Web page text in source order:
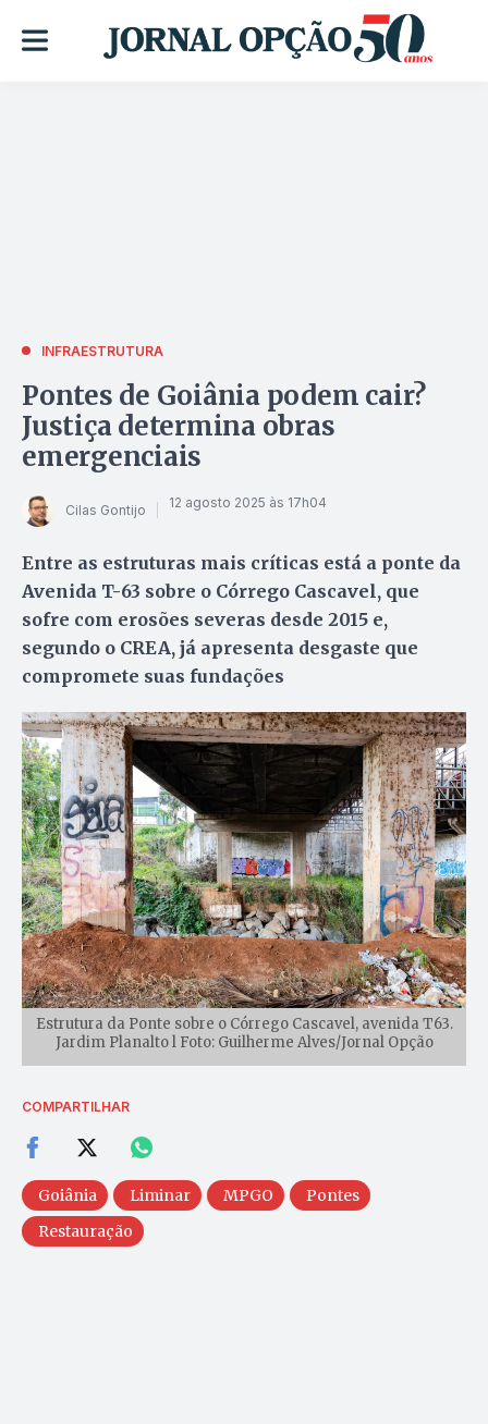
INFRAESTRUTURA
Pontes de Goiânia podem cair?
Justiça determina obras
emergenciais
Cilas Gontijo 12 agosto 2025 às 17h04
Entre as estruturas mais críticas está a ponte da
Avenida T-63 sobre o Córrego Cascavel, que
sofre com erosões severas desde 2015 e,
segundo o CREA, já apresenta desgaste que
compromete suas fundações
Estrutura da Ponte sobre o Córrego Cascavel, avenida T63.
Jardim Planalto l Foto: Guilherme Alves/Jornal Opção
COMPARTILHAR
Goiânia Liminar MPGO
Pontes
Restauração